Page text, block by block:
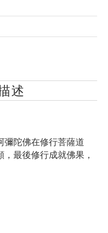
述
彌陀佛在修行菩薩道
最後修行成就佛果，